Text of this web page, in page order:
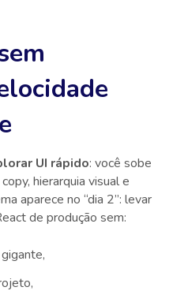
UI rápido: você sobe
hierarquia visual e
aparece no “dia 2”: levar
de produção sem: